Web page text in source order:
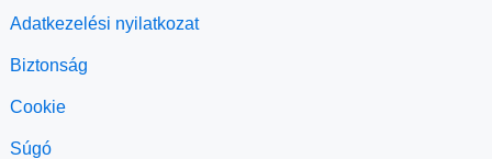
Adatkezelési nyilatkozat
Biztonság
Cookie
Súgó